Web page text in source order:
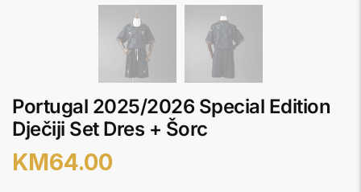
Portugal 2025/2026 Special Edition
Dječiji Set Dres + Šorc
KM64.00